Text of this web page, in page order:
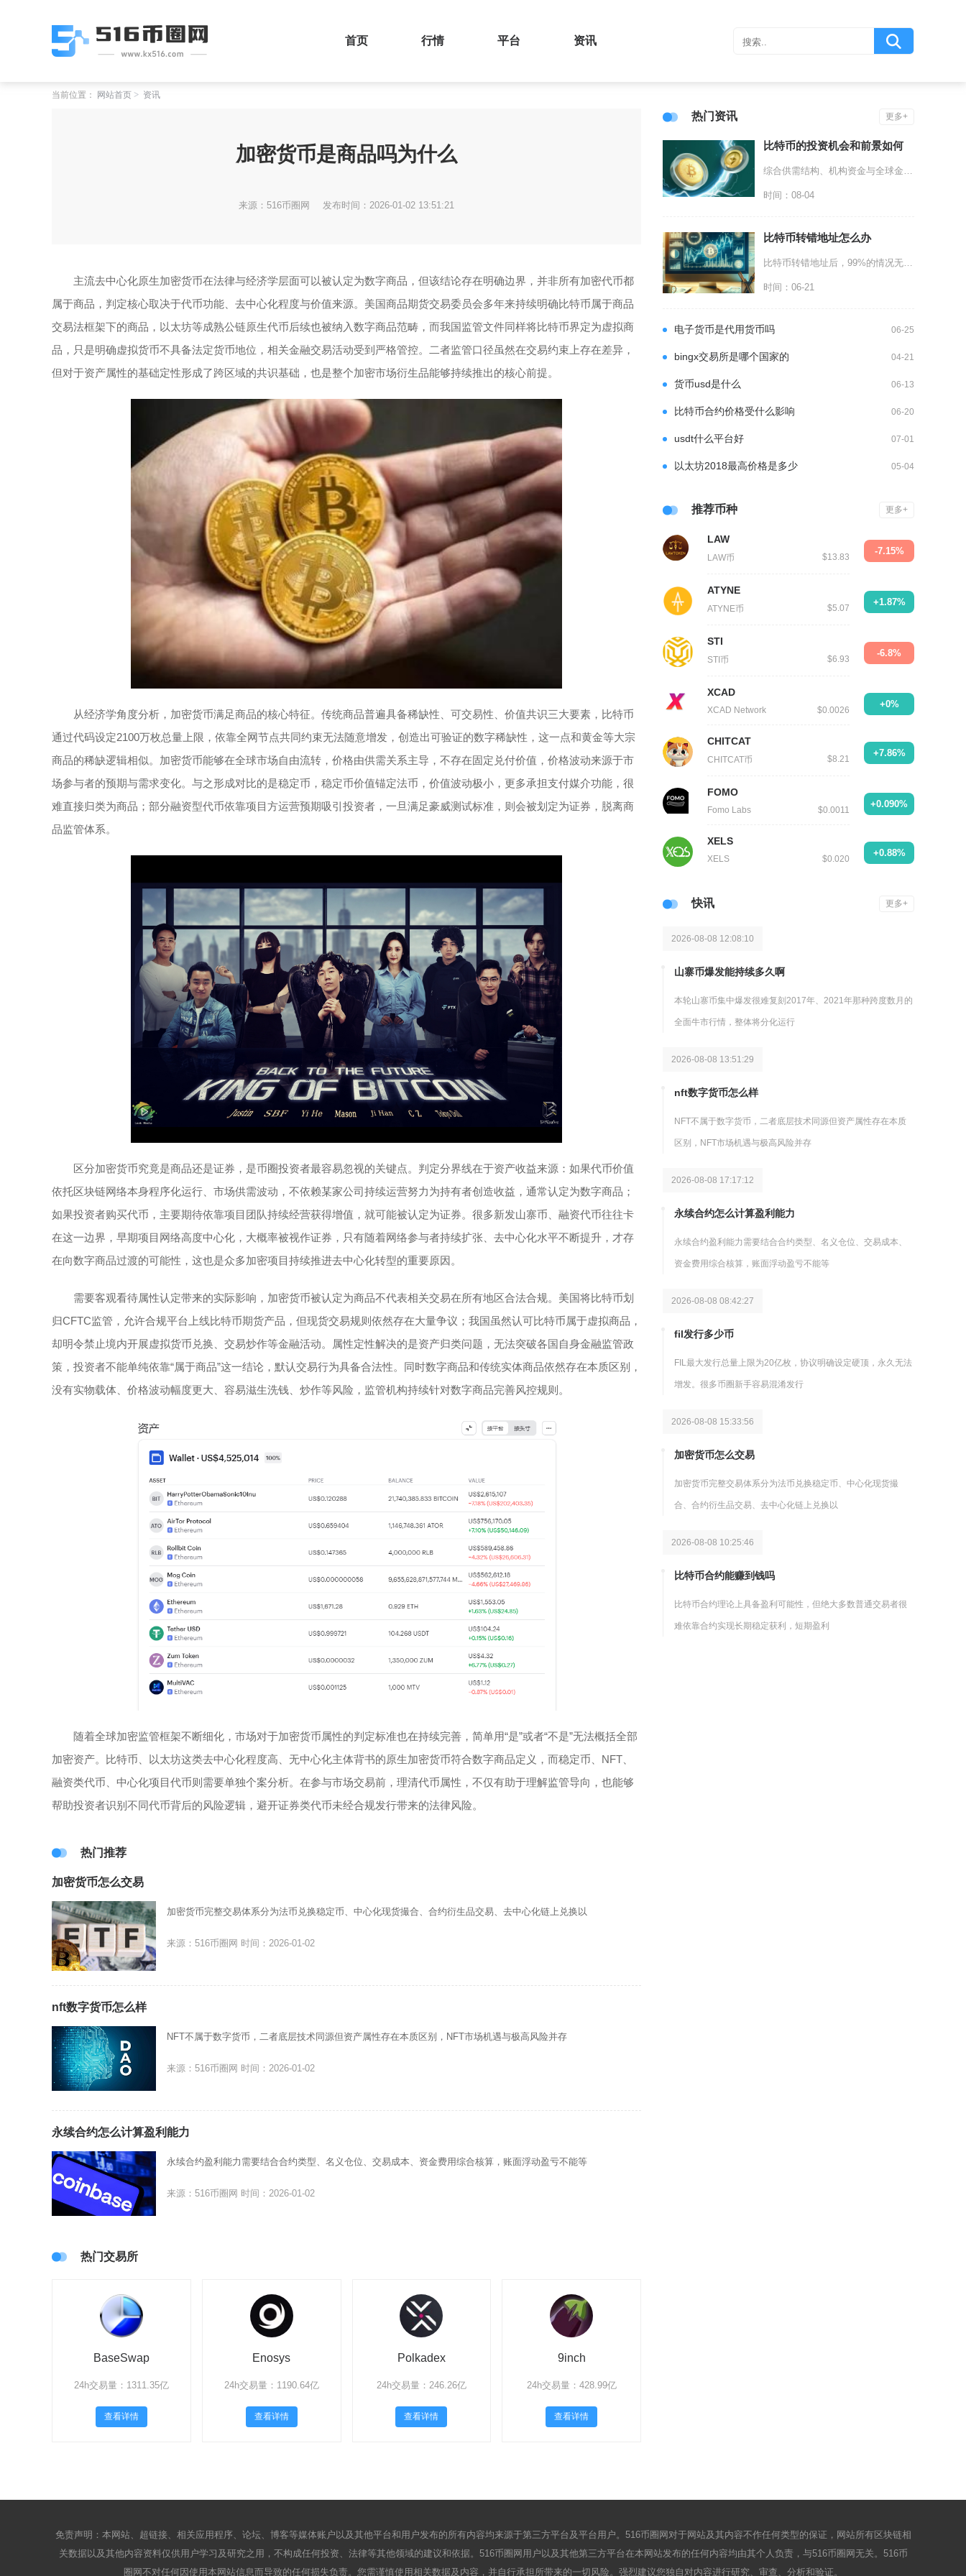
首页 行情 平台 资讯
当前位置： 网站首页 资讯
加密货币是商品吗为什么
来源：516币圈网 发布时间：2026-01-02 13:51:21
主流去中心化原生加密货币在法律与经济学层面可以被认定为数字商品，但该结论存在明确边界，并非所有加密代币都
属于商品，判定核心取决于代币功能、去中心化程度与价值来源。美国商品期货交易委员会多年来持续明确比特币属于商品
交易法框架下的商品，以太坊等成熟公链原生代币后续也被纳入数字商品范畴，而我国监管文件同样将比特币界定为虚拟商
品，只是明确虚拟货币不具备法定货币地位，相关金融交易活动受到严格管控。二者监管口径虽然在交易约束上存在差异，
但对于资产属性的基础定性形成了跨区域的共识基础，也是整个加密市场衍生品能够持续推出的核心前提。
从经济学角度分析，加密货币满足商品的核心特征。传统商品普遍具备稀缺性、可交易性、价值共识三大要素，比特币
通过代码设定2100万枚总量上限，依靠全网节点共同约束无法随意增发，创造出可验证的数字稀缺性，这一点和黄金等大宗
商品的稀缺逻辑相似。加密货币能够在全球市场自由流转，价格由供需关系主导，不存在固定兑付价值，价格波动来源于市
场参与者的预期与需求变化。与之形成对比的是稳定币，稳定币价值锚定法币，价值波动极小，更多承担支付媒介功能，很
难直接归类为商品；部分融资型代币依靠项目方运营预期吸引投资者，一旦满足豪威测试标准，则会被划定为证券，脱离商
品监管体系。
区分加密货币究竟是商品还是证券，是币圈投资者最容易忽视的关键点。判定分界线在于资产收益来源：如果代币价值
依托区块链网络本身程序化运行、市场供需波动，不依赖某家公司持续运营努力为持有者创造收益，通常认定为数字商品；
如果投资者购买代币，主要期待依靠项目团队持续经营获得增值，就可能被认定为证券。很多新发山寨币、融资代币往往卡
在这一边界，早期项目网络高度中心化，大概率被视作证券，只有随着网络参与者持续扩张、去中心化水平不断提升，才存
在向数字商品过渡的可能性，这也是众多加密项目持续推进去中心化转型的重要原因。
需要客观看待属性认定带来的实际影响，加密货币被认定为商品不代表相关交易在所有地区合法合规。美国将比特币划
归CFTC监管，允许合规平台上线比特币期货产品，但现货交易规则依然存在大量争议；我国虽然认可比特币属于虚拟商品，
却明令禁止境内开展虚拟货币兑换、交易炒作等金融活动。属性定性解决的是资产归类问题，无法突破各国自身金融监管政
策，投资者不能单纯依靠“属于商品”这一结论，默认交易行为具备合法性。同时数字商品和传统实体商品依然存在本质区别，
没有实物载体、价格波动幅度更大、容易滋生洗钱、炒作等风险，监管机构持续针对数字商品完善风控规则。
随着全球加密监管框架不断细化，市场对于加密货币属性的判定标准也在持续完善，简单用“是”或者“不是”无法概括全部
加密资产。比特币、以太坊这类去中心化程度高、无中心化主体背书的原生加密货币符合数字商品定义，而稳定币、NFT、
融资类代币、中心化项目代币则需要单独个案分析。在参与市场交易前，理清代币属性，不仅有助于理解监管导向，也能够
帮助投资者识别不同代币背后的风险逻辑，避开证券类代币未经合规发行带来的法律风险。
热门推荐
加密货币怎么交易
加密货币完整交易体系分为法币兑换稳定币、中心化现货撮合、合约衍生品交易、去中心化链上兑换以
来源：516币圈网 时间：2026-01-02
nft数字货币怎么样
NFT不属于数字货币，二者底层技术同源但资产属性存在本质区别，NFT市场机遇与极高风险并存
来源：516币圈网 时间：2026-01-02
永续合约怎么计算盈利能力
永续合约盈利能力需要结合合约类型、名义仓位、交易成本、资金费用综合核算，账面浮动盈亏不能等
来源：516币圈网 时间：2026-01-02
热门交易所
BaseSwap
24h交易量：1311.35亿
查看详情
Enosys
24h交易量：1190.64亿
查看详情
Polkadex
24h交易量：246.26亿
查看详情
9inch
24h交易量：428.99亿
查看详情
热门资讯 更多+
比特币的投资机会和前景如何
综合供需结构、机构资金与全球金融环境来看，比特币中长期具备配置价值，存在持续性投资机会，但
时间：08-04
比特币转错地址怎么办
比特币转错地址后，99%的情况无法找回，仅在未确认交易、转入平台地址或对方主动归还这三种特
时间：06-21
电子货币是代用货币吗 06-25
bingx交易所是哪个国家的 04-21
货币usd是什么 06-13
比特币合约价格受什么影响 06-20
usdt什么平台好 07-01
以太坊2018最高价格是多少 05-04
推荐币种 更多+
LAW
LAW币 $13.83
-7.15%
ATYNE
ATYNE币 $5.07
+1.87%
STI
STI币 $6.93
-6.8%
XCAD
XCAD Network $0.0026
+0%
CHITCAT
CHITCAT币 $8.21
+7.86%
FOMO
Fomo Labs $0.0011
+0.090%
XELS
XELS $0.020
+0.88%
快讯 更多+
2026-08-08 12:08:10
山寨币爆发能持续多久啊
本轮山寨币集中爆发很难复刻2017年、2021年那种跨度数月的
全面牛市行情，整体将分化运行
2026-08-08 13:51:29
nft数字货币怎么样
NFT不属于数字货币，二者底层技术同源但资产属性存在本质
区别，NFT市场机遇与极高风险并存
2026-08-08 17:17:12
永续合约怎么计算盈利能力
永续合约盈利能力需要结合合约类型、名义仓位、交易成本、
资金费用综合核算，账面浮动盈亏不能等
2026-08-08 08:42:27
fil发行多少币
FIL最大发行总量上限为20亿枚，协议明确设定硬顶，永久无法
增发。很多币圈新手容易混淆发行
2026-08-08 15:33:56
加密货币怎么交易
加密货币完整交易体系分为法币兑换稳定币、中心化现货撮
合、合约衍生品交易、去中心化链上兑换以
2026-08-08 10:25:46
比特币合约能赚到钱吗
比特币合约理论上具备盈利可能性，但绝大多数普通交易者很
难依靠合约实现长期稳定获利，短期盈利
免责声明：本网站、超链接、相关应用程序、论坛、博客等媒体账户以及其他平台和用户发布的所有内容均来源于第三方平台及平台用户。516币圈网对于网站及其内容不作任何类型的保证，网站所有区块链相
关数据以及其他内容资料仅供用户学习及研究之用，不构成任何投资、法律等其他领域的建议和依据。516币圈网用户以及其他第三方平台在本网站发布的任何内容均由其个人负责，与516币圈网无关。516币
圈网不对任何因使用本网站信息而导致的任何损失负责。您需谨慎使用相关数据及内容，并自行承担所带来的一切风险。强烈建议您独自对内容进行研究、审查、分析和验证。